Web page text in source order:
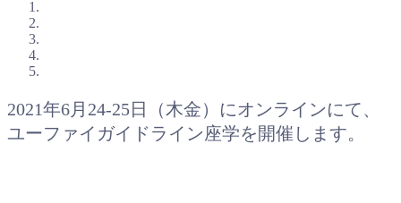
2021年6月24-25日（木金）にオンラインにて、
ユーファイガイドライン座学を開催します。